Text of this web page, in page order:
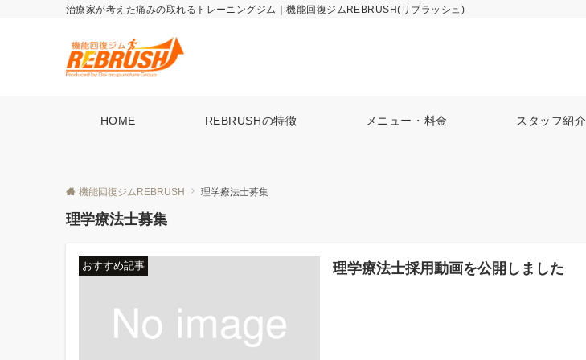
治療家が考えた痛みの取れる​トレーニングジム｜機能回復ジムREBRUSH(リブラッシュ)
HOME REBRUSHの特徴 メニュー・料金 スタッフ紹介
機能回復ジムREBRUSH 理学療法士募集
理学療法士募集
おすすめ記事 理学療法士採用動画を公開しました